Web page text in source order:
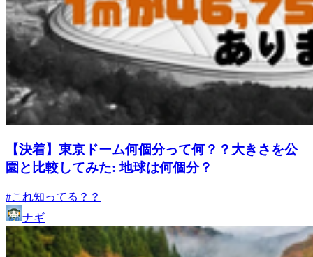
【決着】東京ドーム何個分って何？？大きさを公
園と比較してみた: 地球は何個分？
#これ知ってる？？
ナギ